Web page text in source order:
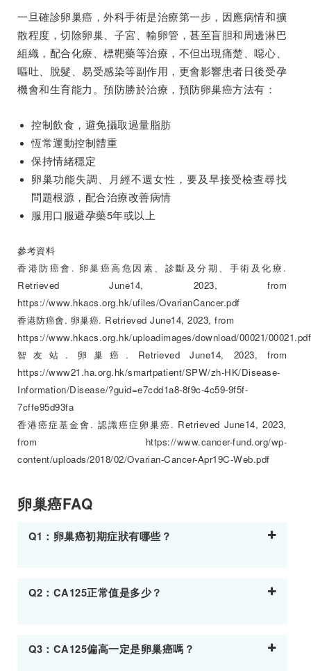
一旦確診卵巢癌，外科手術是治療第一步，因應病情和擴
散程度，切除卵巢、子宮、輸卵管，甚至盲胆和周邊淋巴
組織，配合化療、標靶藥等治療，不但出現痛楚、噁心、
嘔吐、脫髮、易受感染等副作用，更會影響患者日後受孕
機會和生育能力。預防勝於治療，預防卵巢癌方法有：
控制飲食，避免攝取過量脂肪
恆常運動控制體重
保持情緒穩定
卵巢功能失調、月經不週女性，要及早接受檢查尋找
問題根源，配合治療改善病情
服用口服避孕藥5年或以上
參考資料
香港防癌會. 卵巢癌高危因素、診斷及分期、手術及化療.
Retrieved June14, 2023, from
https://www.hkacs.org.hk/ufiles/OvarianCancer.pdf
香港防癌會. 卵巢癌. Retrieved June14, 2023, from
https://www.hkacs.org.hk/uploadimages/download/00021/00021.pdf
智友站. 卵巢癌. Retrieved June14, 2023, from
https://www21.ha.org.hk/smartpatient/SPW/zh-HK/Disease-
Information/Disease/?guid=e7cdd1a8-8f9c-4c59-9f5f-
7cffe95d93fa
香港癌症基金會. 認識癌症卵巢癌. Retrieved June14, 2023,
from https://www.cancer-fund.org/wp-
content/uploads/2018/02/Ovarian-Cancer-Apr19C-Web.pdf
卵巢癌FAQ
Q1：卵巢癌初期症狀有哪些？
Q2：CA125正常值是多少？
Q3：CA125偏高一定是卵巢癌嗎？